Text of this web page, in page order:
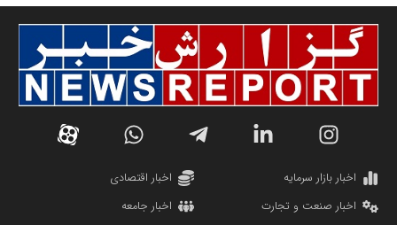
دانشگاه سئوی ایران
سازمان صنعت،معدن و تجارت
مریم حاج نوروز نظری
اخبار بازار سرمایه
اخبار اقتصادی
اخبار صنعت و تجارت
اخبار جامعه